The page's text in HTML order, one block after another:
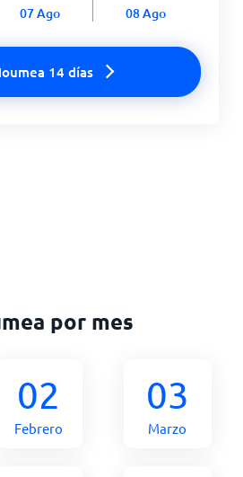
07 Ago 08 Ago
14 días
por mes
02
Febrero
03
Marzo